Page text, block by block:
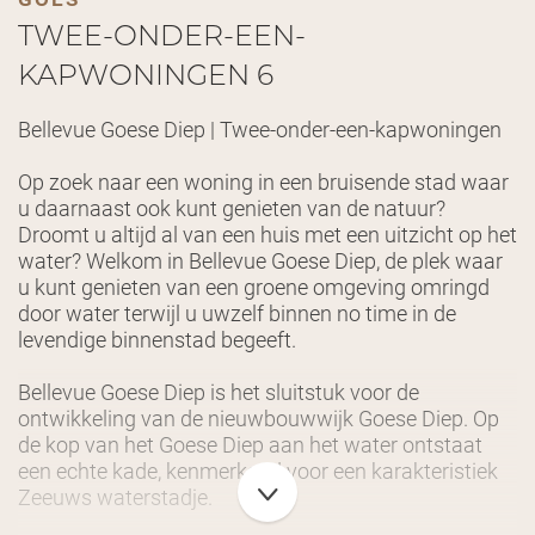
TWEE-ONDER-EEN-
KAPWONINGEN 6
Bellevue Goese Diep | Twee-onder-een-kapwoningen
Op zoek naar een woning in een bruisende stad waar
u daarnaast ook kunt genieten van de natuur?
Droomt u altijd al van een huis met een uitzicht op het
water? Welkom in Bellevue Goese Diep, de plek waar
u kunt genieten van een groene omgeving omringd
door water terwijl u uwzelf binnen no time in de
levendige binnenstad begeeft.
Bellevue Goese Diep is het sluitstuk voor de
ontwikkeling van de nieuwbouwwijk Goese Diep. Op
de kop van het Goese Diep aan het water ontstaat
een echte kade, kenmerkend voor een karakteristiek
Zeeuws waterstadje.